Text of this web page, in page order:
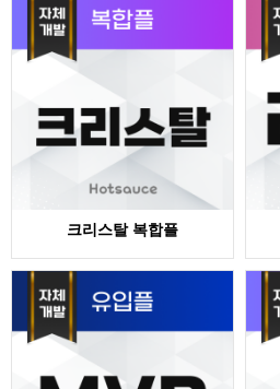
크리스탈 복합플